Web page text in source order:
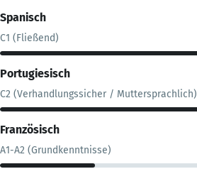
Spanisch
C1 (Fließend)
Portugiesisch
C2 (Verhandlungssicher / Muttersprachlich)
Französisch
A1-A2 (Grundkenntnisse)